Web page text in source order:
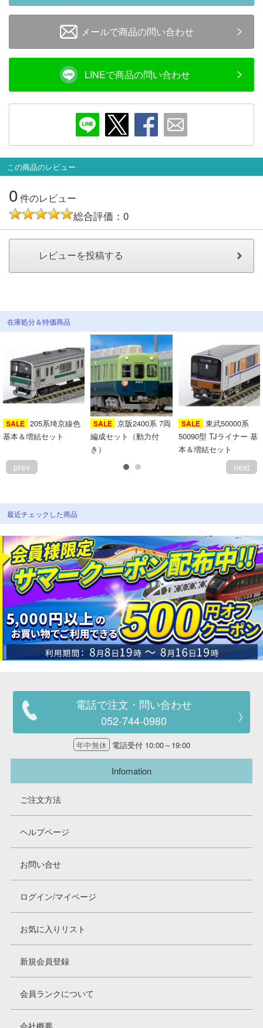
Infomation
ご注文方法
ヘルプページ
新規会員登録
会員ランクについて
レビューについて
© 2026 Mid Japan, Inc.
メールで商品の問い合わせ
LINEで商品の問い合わせ
この商品のレビュー
0件のレビュー
総合評価：0
在庫処分＆特価商品
SALE 205系埼京線色
基本＆増結セット
SALE 京阪2400系 7両
編成セット（動力付
き）
SALE 東武50000系
50090型 TJライナー 基
本＆増結セット
prev next
最近チェックした商品
電話で注文・問い合わせ
052-744-0980
年中無休 電話受付 10:00～19:00
Infomation
ご注文方法
ヘルプページ
お問い合せ
ログイン/マイページ
お気に入りリスト
新規会員登録
会員ランクについて
会社概要